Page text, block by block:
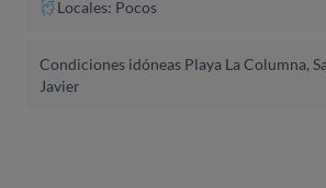
Locales: Pocos
Condiciones idóneas Playa La Columna,
Javier